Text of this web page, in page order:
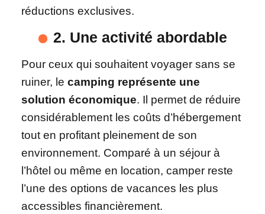
réductions exclusives.
2. Une activité abordable
Pour ceux qui souhaitent voyager sans se
ruiner, le camping représente une
solution économique. Il permet de réduire
considérablement les coûts d’hébergement
tout en profitant pleinement de son
environnement. Comparé à un séjour à
l’hôtel ou même en location, camper reste
l’une des options de vacances les plus
accessibles financièrement.